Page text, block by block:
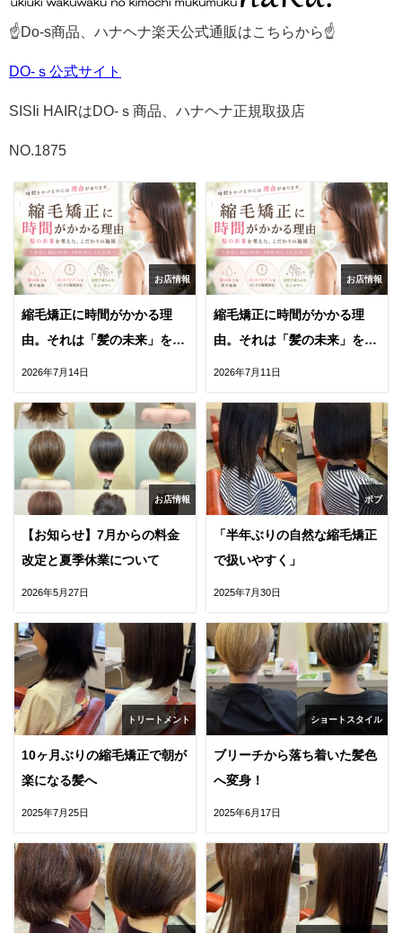
☝Do-s商品、ハナヘナ楽天公式通販はこちらから☝
DO-ｓ公式サイト
SISIi HAIRはDO-ｓ商品、ハナヘナ正規取扱店
NO.1875
お店情報
縮毛矯正に時間がかかる理
由。それは「髪の未来」を守
るためです。後編
2026年7月14日
お店情報
縮毛矯正に時間がかかる理
由。それは「髪の未来」を守
るためです。前編
2026年7月11日
お店情報
【お知らせ】7月からの料金
改定と夏季休業について
2026年5月27日
ボブ
「半年ぶりの自然な縮毛矯正
で扱いやすく」
2025年7月30日
トリートメント
10ヶ月ぶりの縮毛矯正で朝が
楽になる髪へ
2025年7月25日
ショートスタイル
ブリーチから落ち着いた髪色
へ変身！
2025年6月17日